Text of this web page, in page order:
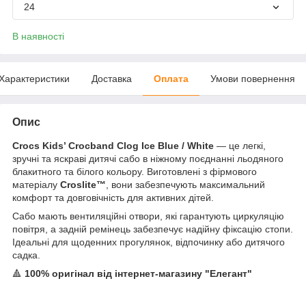
24
В наявності
Доставка Оплата Умови повернення
Опис
Crocs Kids’ Crocband Clog Ice Blue / White — це легкі,
зручні та яскраві дитячі сабо в ніжному поєднанні льодяного
блакитного та білого кольору. Виготовлені з фірмового
матеріалу Croslite™ , вони забезпечують максимальний
комфорт та довговічність для активних дітей.
Сабо мають вентиляційні отвори, які гарантують циркуляцію
повітря, а задній ремінець забезпечує надійну фіксацію стопи.
Ідеальні для щоденних прогулянок, відпочинку або дитячого
садка.
🔺 100% оригінал від інтернет-магазину "Елегант"